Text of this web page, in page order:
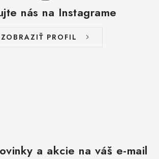
nás na Instagrame
ZOBRAZIŤ PROFIL
a akcie na váš e-mail